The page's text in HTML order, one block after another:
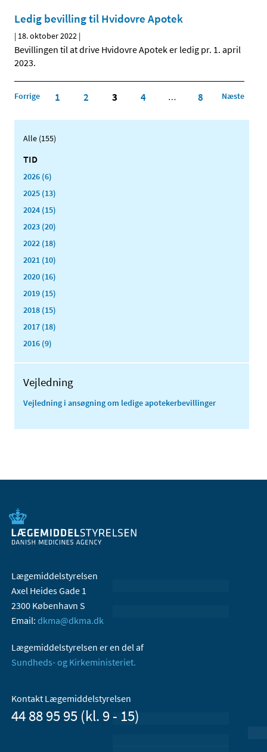
Ledig bevilling til Hvidovre Apotek
| 18. oktober 2022 |
Bevillingen til at drive Hvidovre Apotek er ledig pr. 1. april
2023.
Forrige 1 2 3 4 … 8 Næste
Alle (155)
TID
2026 (6)
2025 (13)
2024 (15)
2023 (20)
2022 (18)
2021 (10)
2020 (16)
2019 (15)
2018 (15)
2017 (18)
2016 (9)
Vejledning
Vejledning i ansøgning om ledige apotekerbevillinger
Lægemiddelstyrelsen
Axel Heides Gade 1
2300 København S
Email: dkma@dkma.dk
Lægemiddelstyrelsen er en del af
Sundheds- og Kirkeministeriet.
Kontakt Lægemiddelstyrelsen
44 88 95 95 (kl. 9 - 15)